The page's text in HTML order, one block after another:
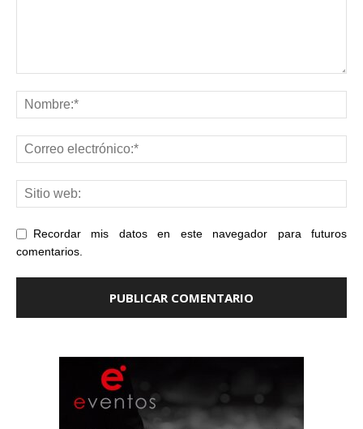
Recordar mis datos en este navegador para futuros
comentarios.